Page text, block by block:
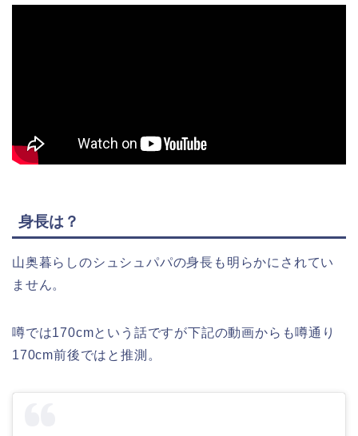
身長は？
山奥暮らしのシュシュパパの身長も明らかにされてい
ません。
噂では170cmという話ですが下記の動画からも噂通り
170cm前後ではと推測。